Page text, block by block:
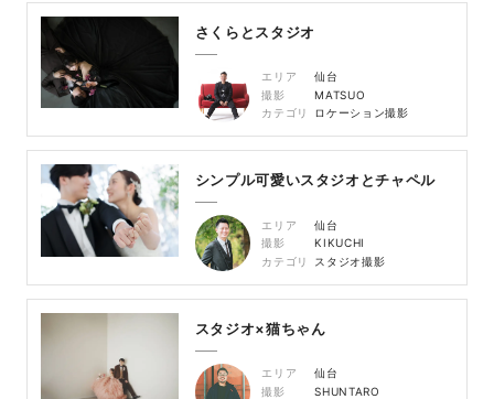
さくらとスタジオ
エリア
仙台
撮影
MATSUO
カテゴリ
ロケーション撮影
シンプル可愛いスタジオとチャペル
エリア
仙台
撮影
KIKUCHI
カテゴリ
スタジオ撮影
スタジオ×猫ちゃん
エリア
仙台
撮影
SHUNTARO